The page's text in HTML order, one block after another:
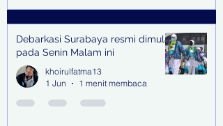
Debarkasi Surabaya resmi dimulai
pada Senin Malam ini
khoirulfatma13
1 Jun
1 menit membaca